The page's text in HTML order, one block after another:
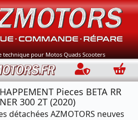
technique pour Motos Quads Scooters
Connection
Pieces BETA RR
300 2T (2020)
détachées AZMOTORS neuves